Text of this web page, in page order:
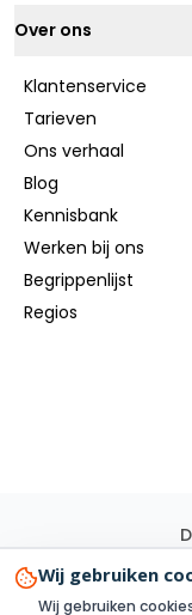
Wij gebruiken
Wij gebruiken
Over ons
Klantenservice
Tarieven
Ons verhaal
Blog
Kennisbank
Werken bij ons
Begrippenlijst
Regios
Elektricien
3 FaseElektra